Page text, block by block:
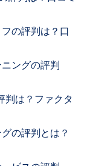
の評判は？口
ングの評判
判は？ファクタ
の評判とは？